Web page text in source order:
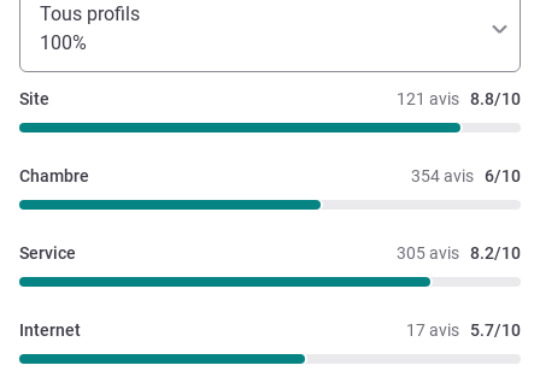
Tous profils
100%
121 avis 8.8/10
Site
354 avis 6/10
Chambre
305 avis 8.2/10
Service
17 avis 5.7/10
Internet